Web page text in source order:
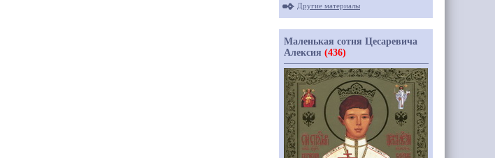
Другие материалы
Маленькая сотня Цесаревича
Алексия (436)